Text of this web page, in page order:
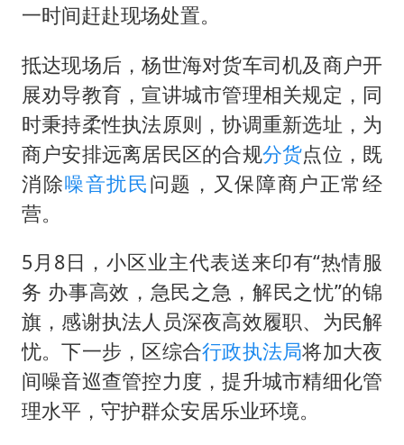
一时间赶赴现场处置。
抵达现场后，杨世海对货车司机及商户开
展劝导教育，宣讲城市管理相关规定，同
时秉持柔性执法原则，协调重新选址，为
商户安排远离居民区的合规分货点位，既
消除噪音扰民问题，又保障商户正常经
营。
5月8日，小区业主代表送来印有“热情服
务 办事高效，急民之急，解民之忧”的锦
旗，感谢执法人员深夜高效履职、为民解
忧。下一步，区综合行政执法局将加大夜
间噪音巡查管控力度，提升城市精细化管
理水平，守护群众安居乐业环境。